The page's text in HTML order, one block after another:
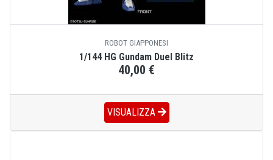
ROBOT GIAPPONESI
1/144 HG Gundam Duel Blitz
40,00 €
VISUALIZZA